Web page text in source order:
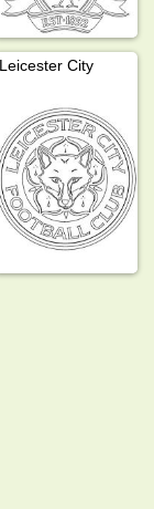
Leicester City